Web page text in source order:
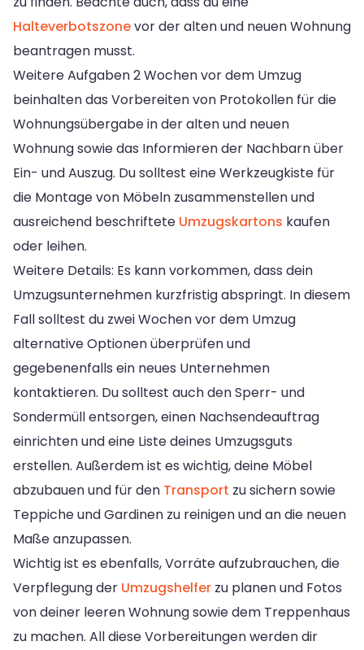
Halteverbotszonevor der alten und neuen Wohnung
beantragen musst.
Weitere Aufgaben 2 Wochen vor dem Umzug
beinhalten das Vorbereiten von Protokollen für die
Wohnungsübergabe in der alten und neuen
Wohnung sowie das Informieren der Nachbarn über
Ein- und Auszug. Du solltest eine Werkzeugkiste für
die Montage von Möbeln zusammenstellen und
ausreichend beschriftete Umzugskartons kaufen
oder leihen.
Weitere Details: Es kann vorkommen, dass dein
Umzugsunternehmen kurzfristig abspringt. In diesem
Fall solltest du zwei Wochen vor dem Umzug
alternative Optionen überprüfen und
gegebenenfalls ein neues Unternehmen
kontaktieren. Du solltest auch den Sperr- und
Sondermüll entsorgen, einen Nachsendeauftrag
einrichten und eine Liste deines Umzugsguts
erstellen. Außerdem ist es wichtig, deine Möbel
abzubauen und für den Transport zu sichern sowie
Teppiche und Gardinen zu reinigen und an die neuen
Maße anzupassen.
Wichtig ist es ebenfalls, Vorräte aufzubrauchen, die
Verpflegung der Umzugshelfer zu planen und Fotos
von deiner leeren Wohnung sowie dem Treppenhaus
zu machen. All diese Vorbereitungen werden dir